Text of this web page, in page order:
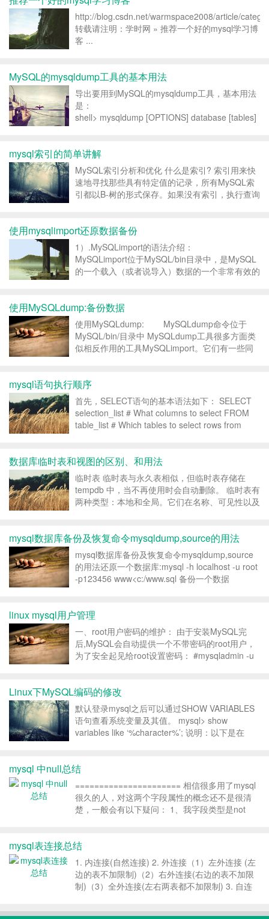
http://blog.csdn.net/warmspace2008/article/
转载请注明：学时网 » 推荐一个好的mysql学习博
客 ...
MySQL的mysqldump工具的基本用法
导出要用到MySQL的mysqldump工具，基本用法
是：
shell> mysqldump [OPTIONS] database [tables]
mysqldump的...
mysql索引的简单讲解
MySQL索引分析和优化 什么是索引? 索引用来快
速地寻找那些具有特定值的记录，所有MySQL索
引都以B-树的形式保存。如果没有索引，执行查询
数量越多，这个操作的代价就越高。如果作...
使用mysqlimport还原数据备份
1）.MySQLimport的语法介绍：
MySQLimport位于MySQL/bin目录中，是MySQL
的一个载入（或者说导入）数据的一个非常有效的
（textfile）导入到你指定的数...
使用MySQLdump:备份数据
使用MySQLdump: MySQLdump命令位于
MySQL/bin/目录中 MySQLdump工具很多方面类
似相反作用的工具MySQLimport。它们有一些同
这个文件包...
mysql语句执行顺序
首先，SELECT语句的基本语法如下： SELECT
selection_list # What columns to select FROM
table_list # Which tables to select rows from
数据库临时表和视图的区别、和用法
临时表 临时表与永久表相似，但临时表存储在
tempdb 中，当不再使用时会自动删除。 临时表有
两种类型：本地和全局。它们在名称、可见性以及
当用户从 SQL Server 实例断开连接时...
mysql数据库备份及恢复命令mysqldump,source的用法
mysql数据库备份及恢复命令mysqldump,source
的用法还原一个数据库:mysql -h localhost -u root
-p123456 www<c:/www.sql 备份一个数据
linux mysql用户管理
一、root用户密码的维护： 由于安装MySQL完
后,MySQL会自动提供一个不带密码的root用户，
为了安全起见给root设置密码： #mysqladmin -u
Linux下MySQL编码的修改
默认登录mysql之后可以通过SHOW VARIABLES
语句查看系统变量及其值。 mysql> show
variables like ‘%character%’; 说明：以下是在
mysql 中null总结
====================== 相信很多用了mysql
很久的人，对这两个字段属性的概念还不是很清
楚，一般会有以下疑问： 1、我字段类型是not
selec...
mysql表连接总结
1. 内连接(自然连接) 2. 外连接（1）左外连接 (左
边的表不加限制)（2）右外连接(右边的表不加限
制)（3）全外连接(左右两表都不加限制) 3. 自连
table1.column, table2.column from...